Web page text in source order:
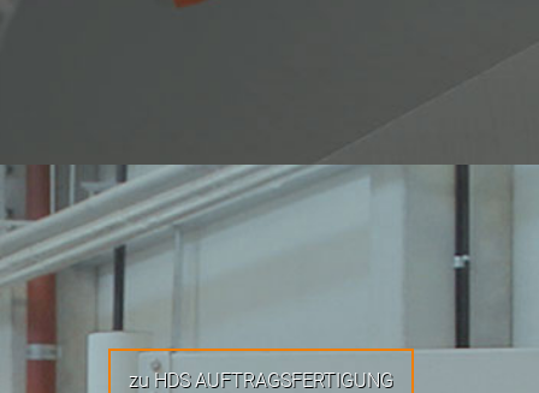
zu HDS AUFTRAGSFERTIGUNG